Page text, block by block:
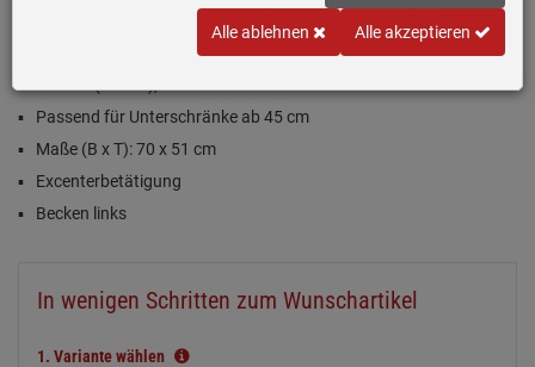
Inklusive 5 Jahre Garantie
Passend für Unterschränke ab 45 cm
Maße (B x T): 70 x 51 cm
Excenterbetätigung
Becken links
In wenigen Schritten zum Wunschartikel
1. Variante wählen
Alle ablehnen Alle akzeptieren